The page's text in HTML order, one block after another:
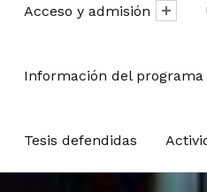
Acceso y admisión
Información del programa
Tesis defendidas